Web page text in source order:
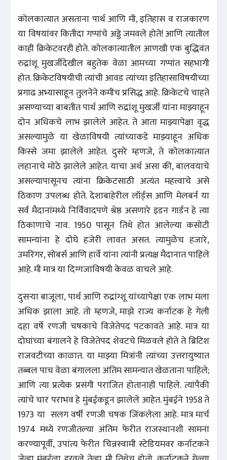
कोलकात्यात असताना पार्थ आणि मी, इतिहास व राजकारण
या विषयांवर कितीदा गप्पांचे अड्डे जमवले होते! आणि त्यातील
काही क्रिकेटवरही होते. कोलकात्यातील आणखी एक बुद्धिवंत
रुद्रांशू मुखर्जीदेखील बहुतेक वेळा आमच्या गप्पांत सहभागी
होत. क्रिकेटविषयीची त्यांची आवड त्यांच्या इतिहासाविषयीच्या
प्रगाढ अभ्यासाहून तुलनेने कमीच प्रसिद्ध आहे. क्रिकेटचे चाहते
असण्याच्या बाबतीत पार्थ आणि रुद्रांशू मुखर्जी यांना माझ्याहून
दोन अधिकचे लाभ झालेले आहेत. ते आता माझ्यापेक्षा वृद्ध
असल्यामुळे या खेळाविषयी त्यांच्याकडे माझ्याहून अधिक
किस्से जमा झालेले आहेत. दुसरे म्हणजे, ते कोलकात्यात
लहानाचे मोठे झालेले आहेत. याचा अर्थ असा की, बालवयाचे
असल्यापासूनच त्यांना क्रिकेटसाठी अत्यंत महत्त्वाचे असे
ठिकाण उपलब्ध होते. देशाबाहेरील लॉर्ड्स आणि मेलबर्न या
सर्व मैदानांमध्ये निर्विवादपणे श्रेष्ठ असणारे इडन गार्डन हे त्या
ठिकाणाचे नाव. 1950 पासून तिथे होत आलेल्या कसोटी
सामन्यांना हे दोघे हजेरी लावत असत. त्यामुळेच हजारे,
उमरिंगर, सोबर्स आणि हार्वे यांना त्यांनी प्रत्यक्ष मैदानात पाहिले
आहे. मी मात्र या दिग्गजांविषयी केवळ वाचले आहे.
दुसऱ्या बाजूला, पार्थ आणि रुद्रांग्शू यांच्यापेक्षा एक लाभ मला
अधिक झाला आहे. तो म्हणजे, माझे राज्य कर्नाटक हे गेली
दहा वर्षे रणजी चषकाचे विजेतेपद पटकावते आहे. मात्र या
दोघांच्या बंगालने हे विजेतेपद शेवटचे मिळवले होते ते ब्रिटिश
राजवटीच्या काळात. या माझ्या मित्रांनी त्यांच्या उत्तरायुष्यात
तब्बल पाच वेळा बंगालला अंतिम सामन्यात खेळताना पाहिले;
आणि त्या प्रत्येक प्रसंगी पराजित होतानाही पाहिले. त्यांपैकी
त्यांचे चार पराभव हे मुंबईकडून झालेले आहेत. मुंबईने 1958 ते
1973 या सलग वर्षी रणजी चषक जिंकलेला आहे. मात्र मार्च
1974 मध्ये रणजीतल्या अंतिम फेरीत राजस्थानशी सामना
करण्यापूर्वी, उपांत्य फेरीत चिन्नस्वामी स्टेडियमवर कर्नाटकने